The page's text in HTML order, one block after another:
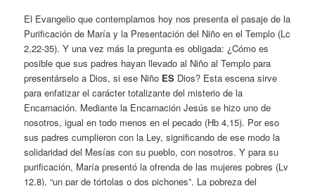
El Evangelio que contemplamos hoy nos presenta el pasaje de la
Purificación de María y la Presentación del Niño en el Templo (Lc
2,22-35). Y una vez más la pregunta es obligada: ¿Cómo es
posible que sus padres hayan llevado al Niño al Templo para
presentárselo a Dios, si ese Niño ES Dios? Esta escena sirve
para enfatizar el carácter totalizante del misterio de la
Encarnación. Mediante la Encarnación Jesús se hizo uno de
nosotros, igual en todo menos en el pecado (Hb 4,15). Por eso
sus padres cumplieron con la Ley, significando de ese modo la
solidaridad del Mesías con su pueblo, con nosotros. Y para su
purificación, María presentó la ofrenda de las mujeres pobres (Lv
12,8), “un par de tórtolas o dos pichones”. La pobreza del